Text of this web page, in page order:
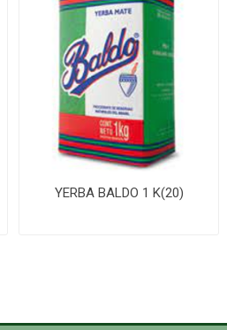
YERBA BALDO 1 K(20)